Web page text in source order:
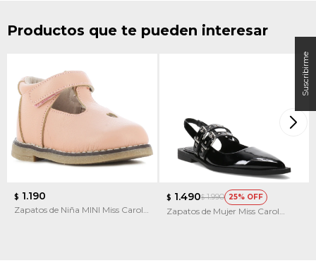
Productos que te pueden interesar
$ 1.190
Zapatos de Niña MINI Miss Carol
$ 1.490$ 1.990 25
Zapatos de Mujer Miss Carol